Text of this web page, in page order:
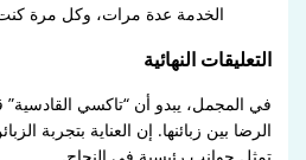
الخدمة عدة مرات، وكل مرة كنت
التعليقات النهائية
في المجمل، يبدو أن “تاكسي
الرضا بين زبائنها. إن العناية بتجربة